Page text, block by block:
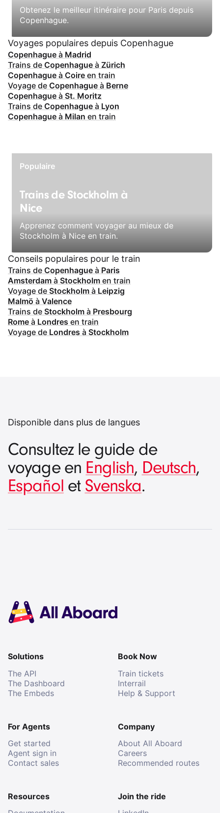
Obtenez le meilleur itinéraire pour Paris depuis
Copenhague.
Voyages populaires depuis Copenhague
Copenhague à Madrid
Trains de Copenhague à Zürich
Copenhague à Coire en train
Voyage de Copenhague à Berne
Copenhague à St. Moritz
Trains de Copenhague à Lyon
Copenhague à Milan en train
Populaire
Trains de Stockholm à
Nice
Apprenez comment voyager au mieux de
Stockholm à Nice en train.
Conseils populaires pour le train
Trains de Copenhague à Paris
Amsterdam à Stockholm en train
Voyage de Stockholm à Leipzig
Malmö à Valence
Trains de Stockholm à Presbourg
Rome à Londres en train
Voyage de Londres à Stockholm
Disponible dans plus de langues
Consultez le guide de
voyage en English, Deutsch,
Español et Svenska.
Solutions
The API
The Dashboard
The Embeds
Book Now
Train tickets
Interrail
Help & Support
For Agents
Get started
Agent sign in
Contact sales
Company
About All Aboard
Careers
Recommended routes
Resources
Join the ride